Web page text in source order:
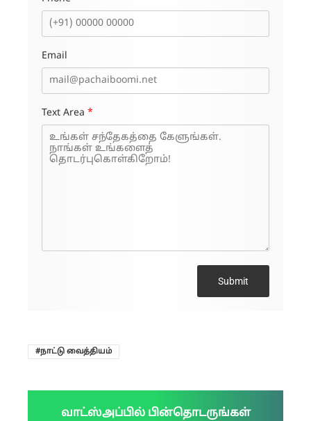
Email
Text Area *
Submit
நாட்டு வைத்தியம்
வாட்ஸ்அப்பில் பின்தொடருங்கள்